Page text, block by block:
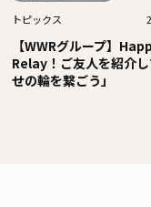
トピックス
【WWRグループ】
Relay！ご友人を紹介
せの輪を繋ごう」